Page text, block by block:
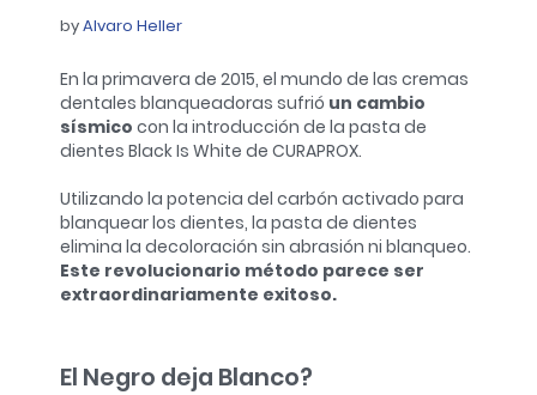
byAlvaro Heller
En la primavera de 2015, el mundo de las cremas
dentales blanqueadoras sufrió un cambio
sísmico con la introducción de la pasta de
dientes Black Is White de CURAPROX.
Utilizando la potencia del carbón activado para
blanquear los dientes, la pasta de dientes
elimina la decoloración sin abrasión ni blanqueo.
Este revolucionario método parece ser
extraordinariamente exitoso.
El Negro deja Blanco?